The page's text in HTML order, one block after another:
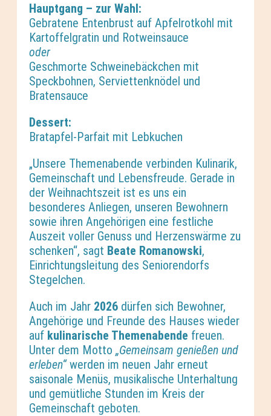
Hauptgang – zur Wahl:
Gebratene Entenbrust auf Apfelrotkohl mit
Kartoffelgratin und Rotweinsauce
oder
Geschmorte Schweinebäckchen mit
Speckbohnen, Serviettenknödel und
Bratensauce
Dessert:
Bratapfel-Parfait mit Lebkuchen
„Unsere Themenabende verbinden Kulinarik,
Gemeinschaft und Lebensfreude. Gerade in
der Weihnachtszeit ist es uns ein
besonderes Anliegen, unseren Bewohnern
sowie ihren Angehörigen eine festliche
Auszeit voller Genuss und Herzenswärme zu
schenken“, sagt Beate Romanowski,
Einrichtungsleitung des Seniorendorfs
Stegelchen.
Auch im Jahr 2026 dürfen sich Bewohner,
Angehörige und Freunde des Hauses wieder
auf kulinarische Themenabende freuen.
Unter dem Motto „Gemeinsam genießen und
erleben“werden im neuen Jahr erneut
saisonale Menüs, musikalische Unterhaltung
und gemütliche Stunden im Kreis der
Gemeinschaft geboten.